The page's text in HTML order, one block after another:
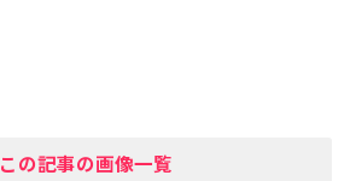
この記事の画像一覧